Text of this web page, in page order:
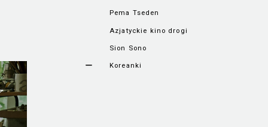
Pema Tseden
Azjatyckie kino drogi
Sion Sono
Koreanki